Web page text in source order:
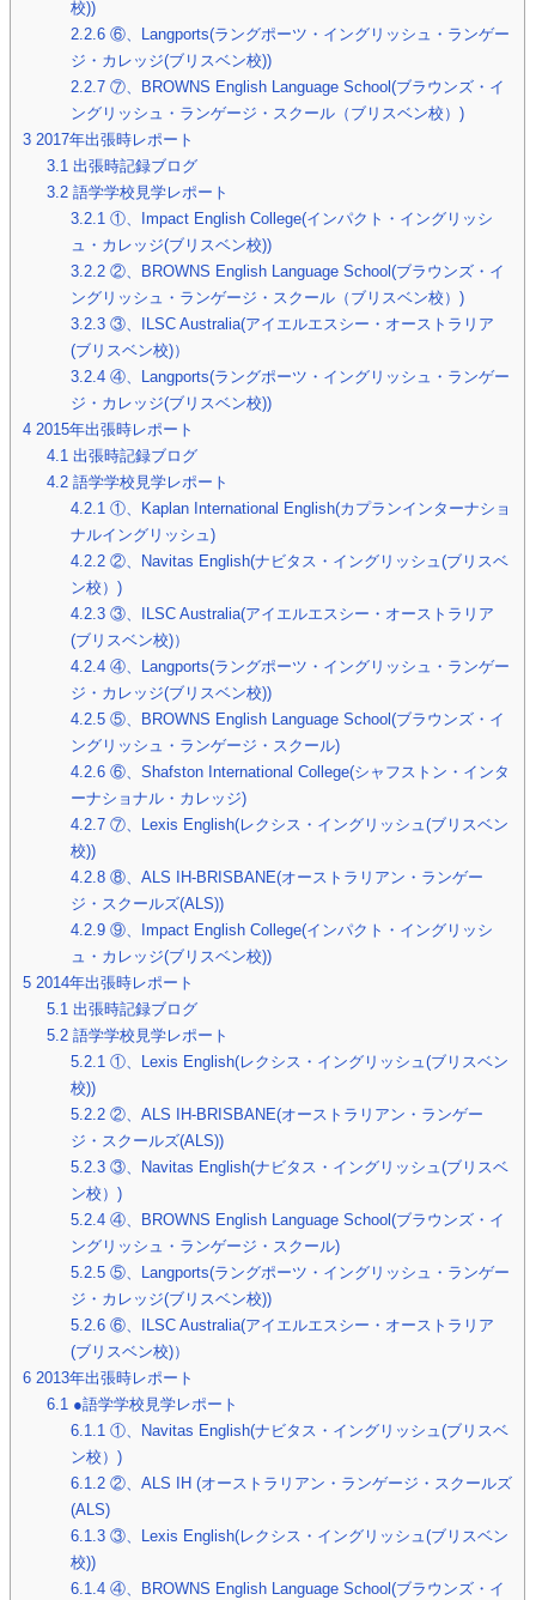
校))
2.2.6⑥、Langports(ラングポーツ・イングリッシュ・ランゲー
ジ・カレッジ(ブリスベン校))
2.2.7⑦、BROWNS English Language School(ブラウンズ・イ
ングリッシュ・ランゲージ・スクール（ブリスベン校）)
3 2017年出張時レポート
3.1 出張時記録ブログ
3.2 語学学校見学レポート
3.2.1①、Impact English College(インパクト・イングリッシ
ュ・カレッジ(ブリスベン校))
3.2.2②、BROWNS English Language School(ブラウンズ・イ
ングリッシュ・ランゲージ・スクール（ブリスベン校）)
3.2.3③、ILSC Australia(アイエルエスシー・オーストラリア
(ブリスベン校)）
3.2.4④、Langports(ラングポーツ・イングリッシュ・ランゲー
ジ・カレッジ(ブリスベン校))
4 2015年出張時レポート
4.1 出張時記録ブログ
4.2 語学学校見学レポート
4.2.1①、Kaplan International English(カプランインターナショ
ナルイングリッシュ)
4.2.2②、Navitas English(ナビタス・イングリッシュ(ブリスベ
ン校）)
4.2.3③、ILSC Australia(アイエルエスシー・オーストラリア
(ブリスベン校)）
4.2.4④、Langports(ラングポーツ・イングリッシュ・ランゲー
ジ・カレッジ(ブリスベン校))
4.2.5⑤、BROWNS English Language School(ブラウンズ・イ
ングリッシュ・ランゲージ・スクール)
4.2.6⑥、Shafston International College(シャフストン・インタ
ーナショナル・カレッジ)
4.2.7⑦、Lexis English(レクシス・イングリッシュ(ブリスベン
校))
4.2.8⑧、ALS IH-BRISBANE(オーストラリアン・ランゲー
ジ・スクールズ(ALS))
4.2.9⑨、Impact English College(インパクト・イングリッシ
ュ・カレッジ(ブリスベン校))
5 2014年出張時レポート
5.1 出張時記録ブログ
5.2 語学学校見学レポート
5.2.1①、Lexis English(レクシス・イングリッシュ(ブリスベン
校))
5.2.2②、ALS IH-BRISBANE(オーストラリアン・ランゲー
ジ・スクールズ(ALS))
5.2.3③、Navitas English(ナビタス・イングリッシュ(ブリスベ
ン校）)
5.2.4④、BROWNS English Language School(ブラウンズ・イ
ングリッシュ・ランゲージ・スクール)
5.2.5⑤、Langports(ラングポーツ・イングリッシュ・ランゲー
ジ・カレッジ(ブリスベン校))
5.2.6⑥、ILSC Australia(アイエルエスシー・オーストラリア
(ブリスベン校)）
6 2013年出張時レポート
6.1 ●語学学校見学レポート
6.1.1①、Navitas English(ナビタス・イングリッシュ(ブリスベ
ン校）)
6.1.2②、ALS IH (オーストラリアン・ランゲージ・スクールズ
(ALS)
6.1.3③、Lexis English(レクシス・イングリッシュ(ブリスベン
校))
6.1.4④、BROWNS English Language School(ブラウンズ・イ